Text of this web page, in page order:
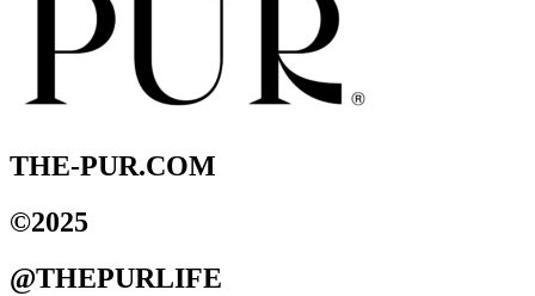
THE-PUR.COM
©2025
@THEPURLIFE